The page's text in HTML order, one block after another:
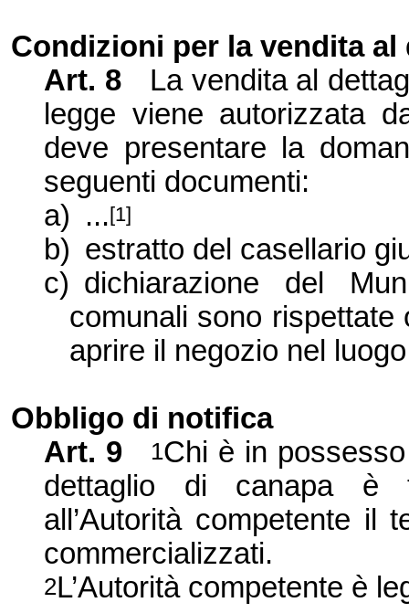
Condizioni per la vendita al
Art. 8
La vendita al
legge viene autorizzata
deve presentare la
seguenti documenti:
a) ...[1]
b) estratto del casellario
c) dichiarazione del
comunali sono
aprire il negozio nel
Obbligo di notifica
Art. 9
1Chi è in possesso
dettaglio di canapa è
all’Autorità competente il
commercializzati.
2L’Autorità competente è